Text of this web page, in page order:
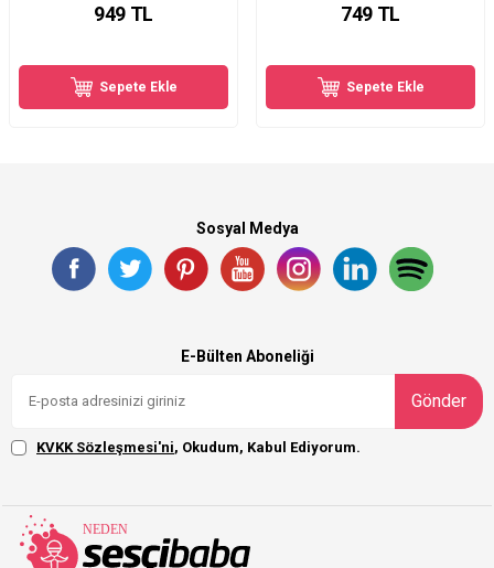
949 TL
Sepete Ekle
749 TL
Sepete Ekle
Sosyal Medya
E-Bülten Aboneliği
Gönder
KVKK Sözleşmesi'ni, Okudum, Kabul Ediyorum.